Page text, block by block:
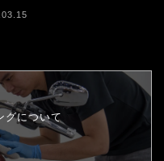
グについて